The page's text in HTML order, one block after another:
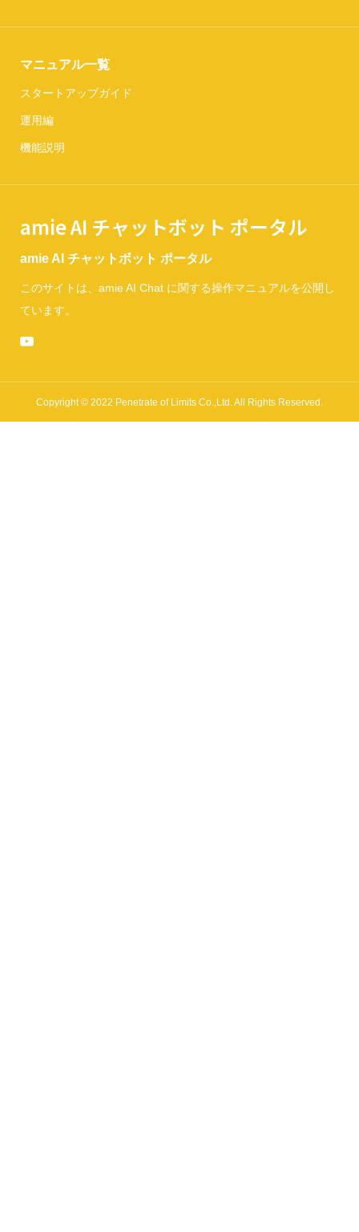
マニュアル一覧
スタートアップガイド
運用編
機能説明
amie AI チャットボット ポータル
amie AI チャットボット ポータル
このサイトは、amie AI Chat に関する操作マニュアルを公開し
ています。
Copyright © 2022 Penetrate of Limits Co.,Ltd. All Rights Reserved.